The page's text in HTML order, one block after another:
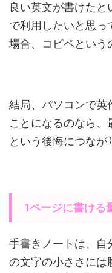
良い英文が書けた
で利用したいと思っ
場合、コピペという
結局、パソコンで英
ことになるのなら、
という後悔につなが
1ページに書ける
手書きノートは、自
の文字の小ささには